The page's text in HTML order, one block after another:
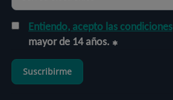
Entiendo, acepto las condiciones
mayor de 14 años.
Suscribirme